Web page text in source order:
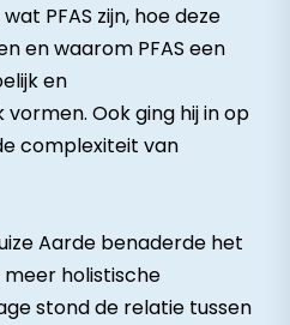
PFAS zijn, hoe deze
en waarom PFAS een
en
Ook ging hij in op
complexiteit van
Aarde benaderde het
holistische
stond de relatie tussen